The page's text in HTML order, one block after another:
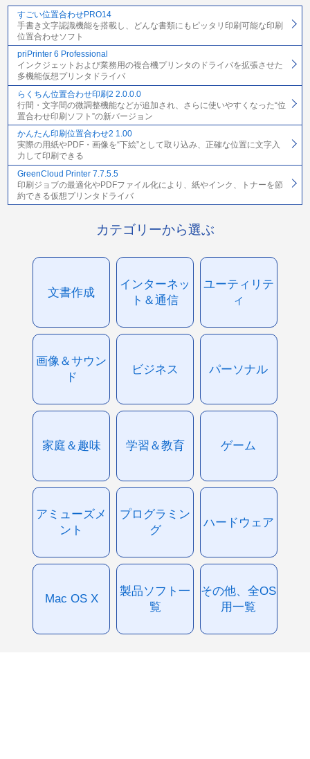
すごい位置合わせPRO14
手書き文字認識機能を搭載し、どんな書類にもピッタリ印刷可能な印刷
位置合わせソフト
priPrinter 6 Professional
インクジェットおよび業務用の複合機プリンタのドライバを拡張させた
多機能仮想プリンタドライバ
らくちん位置合わせ印刷2 2.0.0.0
行間・文字間の微調整機能などが追加され、さらに使いやすくなった“位
置合わせ印刷ソフト”の新バージョン
かんたん印刷位置合わせ2 1.00
実際の用紙やPDF・画像を“下絵”として取り込み、正確な位置に文字入
力して印刷できる
GreenCloud Printer 7.7.5.5
印刷ジョブの最適化やPDFファイル化により、紙やインク、トナーを節
約できる仮想プリンタドライバ
カテゴリーから選ぶ
文書作成
インターネッ
ト＆通信
ユーティリテ
ィ
画像＆サウン
ド
ビジネス パーソナル
家庭＆趣味 学習＆教育 ゲーム
アミューズメ
ント
プログラミン
グ
ハードウェア
Mac OS X
製品ソフト一
覧
その他、全OS
用一覧